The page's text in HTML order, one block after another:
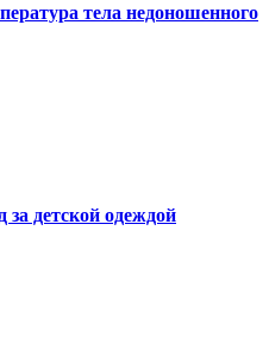
тела недоношенного
за детской одеждой